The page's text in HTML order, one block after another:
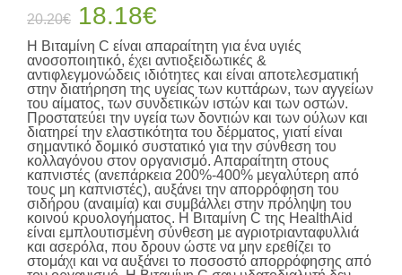
20.20€ Original
price
was:
20.20€.
18.18€
τρέχουσα
τιμή
είναι:
18.18€.
Η Βιταμίνη C είναι απαραίτητη για ένα υγιές
ανοσοποιητικό, έχει αντιοξειδωτικές &
αντιφλεγμονώδεις ιδιότητες και είναι αποτελεσματική
στην διατήρηση της υγείας των κυττάρων, των αγγείων
του αίματος, των συνδετικών ιστών και των οστών.
Προστατεύει την υγεία των δοντιών και των ούλων και
διατηρεί την ελαστικότητα του δέρματος, γιατί είναι
σημαντικό δομικό συστατικό για την σύνθεση του
κολλαγόνου στον οργανισμό. Απαραίτητη στους
καπνιστές (ανεπάρκεια 200%-400% μεγαλύτερη από
τους μη καπνιστές), αυξάνει την απορρόφηση του
σιδήρου (αναιμία) και συμβάλλει στην πρόληψη του
κοινού κρυολογήματος. Η Βιταμίνη C της HealthAid
είναι εμπλουτισμένη σύνθεση με αγριοτριανταφυλλιά
και ασερόλα, που δρουν ώστε να μην ερεθίζει το
στομάχι και να αυξάνει το ποσοστό απορρόφησης από